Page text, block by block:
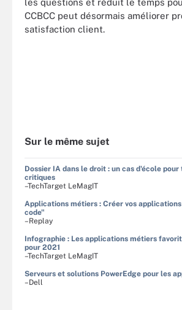
les questions et réduit le temps
CCBCC peut désormais améliorer
satisfaction client.
Sur le même sujet
Dossier IA dans le droit : un cas d'école
critiques
–TechTarget LeMagIT
Applications métiers : Créer vos
code"
–Replay
Infographie : Les applications métiers
pour 2021
–TechTarget LeMagIT
Serveurs et solutions PowerEdge pour les
–Dell